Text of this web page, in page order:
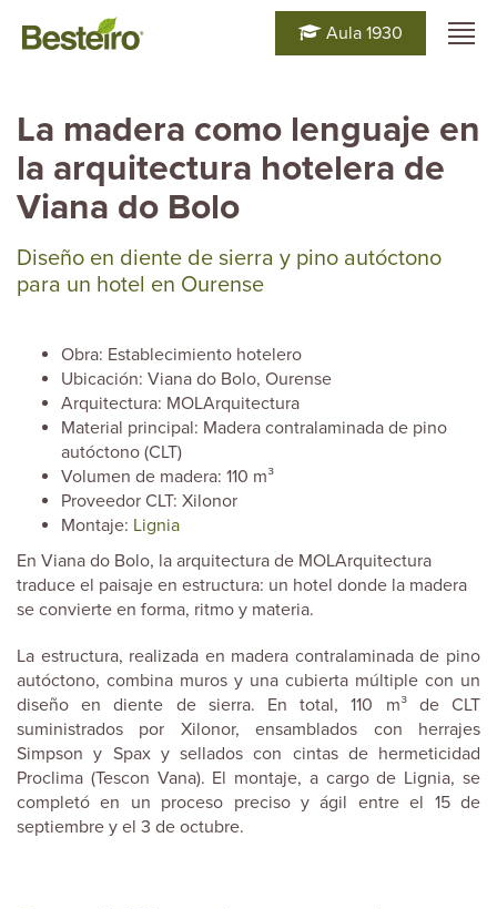
Aula 1930
La madera como lenguaje en
la arquitectura hotelera de
Viana do Bolo
Diseño en diente de sierra y pino autóctono
para un hotel en Ourense
Obra: Establecimiento hotelero
Ubicación: Viana do Bolo, Ourense
Arquitectura: MOLArquitectura
Material principal: Madera contralaminada de pino
autóctono (CLT)
Volumen de madera: 110 m³
Proveedor CLT: Xilonor
Montaje: Lignia
En Viana do Bolo, la arquitectura de MOLArquitectura
traduce el paisaje en estructura: un hotel donde la madera
se convierte en forma, ritmo y materia.
La estructura, realizada en madera contralaminada de pino
autóctono, combina muros y una cubierta múltiple con un
diseño en diente de sierra. En total, 110 m³ de CLT
suministrados por Xilonor, ensamblados con herrajes
Simpson y Spax y sellados con cintas de hermeticidad
Proclima (Tescon Vana). El montaje, a cargo de Lignia, se
completó en un proceso preciso y ágil entre el 15 de
septiembre y el 3 de octubre.